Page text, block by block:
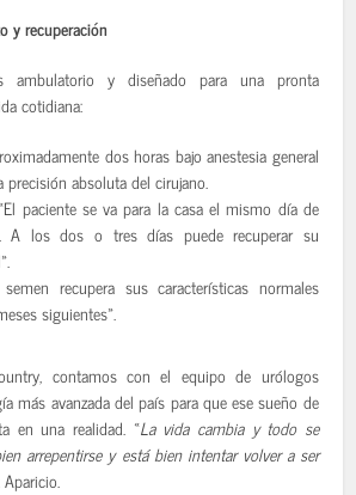
y recuperación
ambulatorio y diseñado para una pronta
cotidiana:
dos horas bajo anestesia general
precisión absoluta del cirujano.
«El paciente se va para la casa el mismo día de
A los dos o tres días puede recuperar su
semen recupera sus características normales
siguientes».
contamos con el equipo de urólogos
más avanzada del país para que ese sueño de
en una realidad. «La vida cambia y todo se
arrepentirse y está bien intentar volver a ser